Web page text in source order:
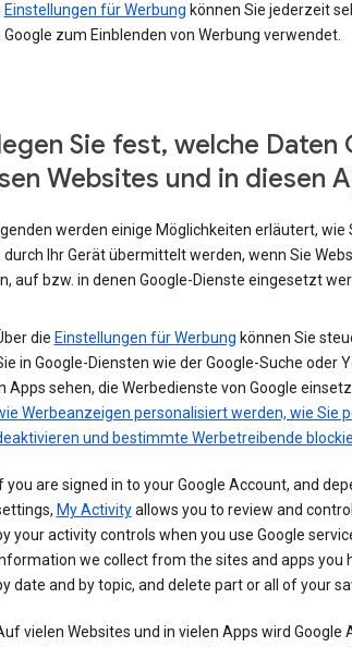
Einstellungen für Werbung können Sie jederzeit
Google zum Einblenden von Werbung verwendet.
Sie fest, welche Daten
Websites und in diesen
werden einige Möglichkeiten erläutert,
durch Ihr Gerät übermittelt werden, wenn Sie
auf bzw. in denen Google-Dienste eingesetzt
die Einstellungen für Werbung können Sie
in Google-Diensten wie der Google-Suche oder
Apps sehen, die Werbedienste von Google
Werbeanzeigen personalisiert werden, wie Sie
und bestimmte Werbetreibende
you are signed in to your Google Account, and
My Activityallows you to review and
your activity controls when you use Google
we collect from the sites and apps you
date and by topic, and delete part or all of your
vielen Websites und in vielen Apps wird Google